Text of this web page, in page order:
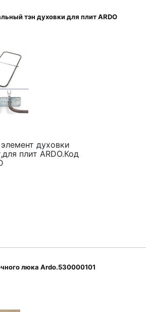
тэн духовки для плит ARDO
духовки
плит ARDO.Код
люка Ardo.530000101